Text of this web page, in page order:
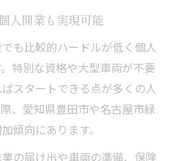
貨物事業の始め方を解説
トに必要な手続きと準備
業するための流れとポイン
業届提出と届出書類の注意
人開業も実現可能
も比較的ハードルが低く個人
特別な資格や大型車両が不要
スタートできる点が多くの人
、愛知県豊田市や名古屋市緑
傾向にあります。
の届け出や車両の準備、保険